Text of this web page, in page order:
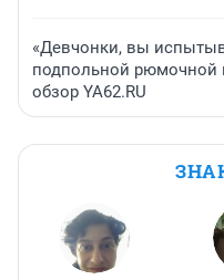
«Девчонки, вы
подпольной рюмочной
обзор YA62.RU